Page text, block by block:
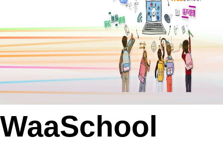
WaaSchool